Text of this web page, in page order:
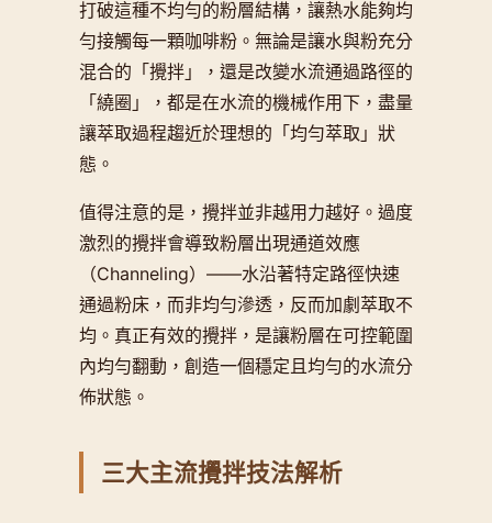
打破這種不均勻的粉層結構，讓熱水能夠均
勻接觸每一顆咖啡粉。無論是讓水與粉充分
混合的「攪拌」，還是改變水流通過路徑的
「繞圈」，都是在水流的機械作用下，盡量
讓萃取過程趨近於理想的「均勻萃取」狀
態。
值得注意的是，攪拌並非越用力越好。過度
激烈的攪拌會導致粉層出現通道效應
（Channeling）——水沿著特定路徑快速
通過粉床，而非均勻滲透，反而加劇萃取不
均。真正有效的攪拌，是讓粉層在可控範圍
內均勻翻動，創造一個穩定且均勻的水流分
佈狀態。
三大主流攪拌技法解析